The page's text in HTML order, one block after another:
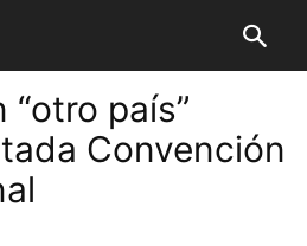
país”
Convención